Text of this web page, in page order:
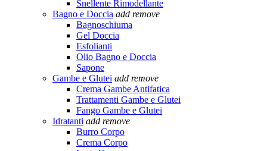
Snellente Rimodellante
Bagno e Doccia add remove
Bagnoschiuma
Gel Doccia
Esfolianti
Olio Bagno e Doccia
Sapone
Gambe e Glutei add remove
Crema Gambe Antifatica
Trattamenti Gambe e Glutei
Fango Gambe e Glutei
Idratanti add remove
Burro Corpo
Crema Corpo